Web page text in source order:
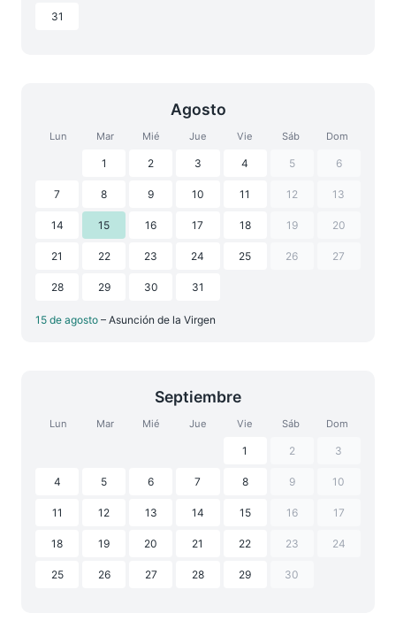
31
Agosto
Lun Mar Mié Jue Vie Sáb Dom
1 2 3 4 5 6
7 8 9 10 11 12 13
14 15 16 17 18 19 20
21 22 23 24 25 26 27
28 29 30 31
15 de agosto – Asunción de la Virgen
Septiembre
Lun Mar Mié Jue Vie Sáb Dom
1 2 3
4 5 6 7 8 9 10
11 12 13 14 15 16 17
18 19 20 21 22 23 24
25 26 27 28 29 30